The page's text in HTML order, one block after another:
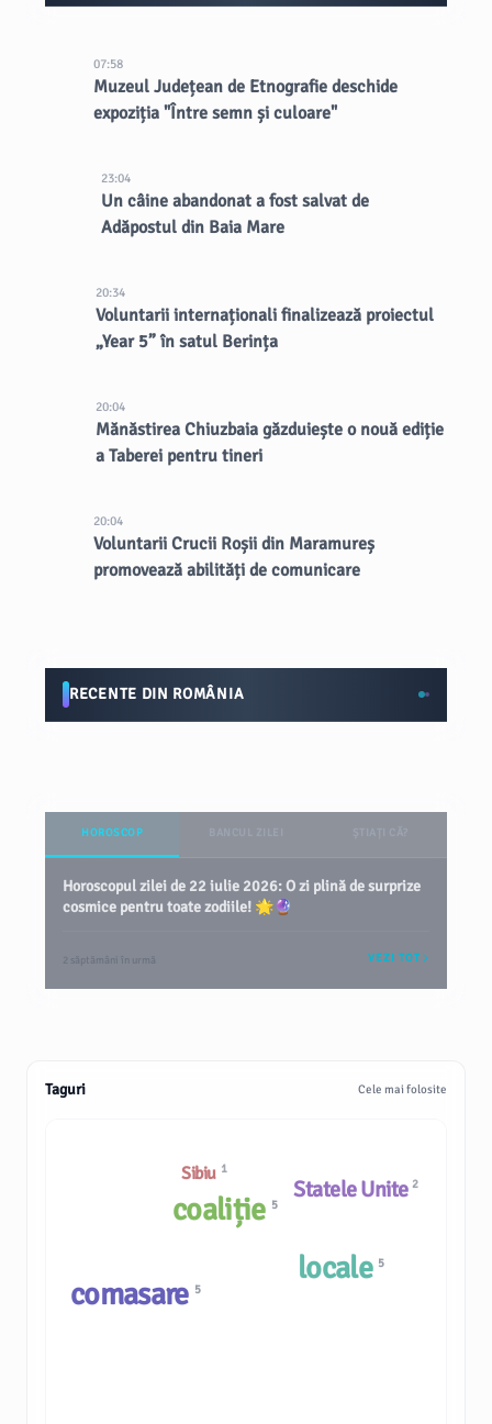
07:58
Muzeul Județean de Etnografie deschide
expoziția "Între semn și culoare"
23:04
Un câine abandonat a fost salvat de
Adăpostul din Baia Mare
20:34
Voluntarii internaționali finalizează proiectul
„Year 5” în satul Berința
20:04
Mănăstirea Chiuzbaia găzduiește o nouă ediție
a Taberei pentru tineri
20:04
Voluntarii Crucii Roșii din Maramureș
promovează abilități de comunicare
RECENTE DIN ROMÂNIA
HOROSCOP
Horoscopul zilei de 22 iulie 2026: O zi plină de surprize
cosmice pentru toate zodiile! 🌟🔮
2 săptămâni în urmă VEZI TOT
Taguri Cele mai folosite
Sibiu 1
Statele Unite 2
comasare 5
locale 5
coaliție 5